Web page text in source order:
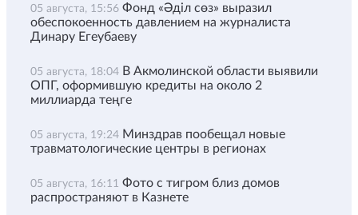
05 августа, 15:56 Фонд «Әділ сөз» выразил
обеспокоенность давлением на журналиста
Динару Егеубаеву
05 августа, 18:04 В Акмолинской области выявили
ОПГ, оформившую кредиты на около 2
миллиарда теңге
05 августа, 19:24 Минздрав пообещал новые
травматологические центры в регионах
05 августа, 16:11 Фото с тигром близ домов
распространяют в Казнете